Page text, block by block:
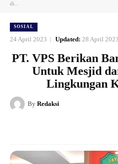
di...
SOSIAL
24 April 2023 Updated: 28 April 2023
PT. VPS Berikan
Untuk Mesjid
Lingkungan
By Redaksi